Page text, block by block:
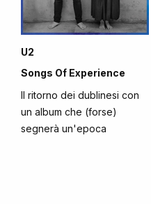
U2
Songs Of Experience
Il ritorno dei dublinesi con
un album che (forse)
segnerà un'epoca